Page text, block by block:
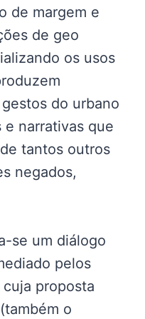
de margem e
de geo
os usos
do urbano
narrativas que
tantos outros
negados,
se um diálogo
pelos
proposta
o